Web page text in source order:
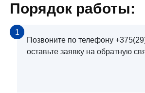
Порядок работы:
1
Позвоните по телефону
оставьте заявку на обратную